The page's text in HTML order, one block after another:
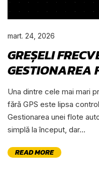
mart. 24, 2026
GREȘELI
GESTIONAREA
Una dintre cele mai mari
fără GPS este lipsa
Gestionarea unei flote
simplă la început, dar...
READ MORE